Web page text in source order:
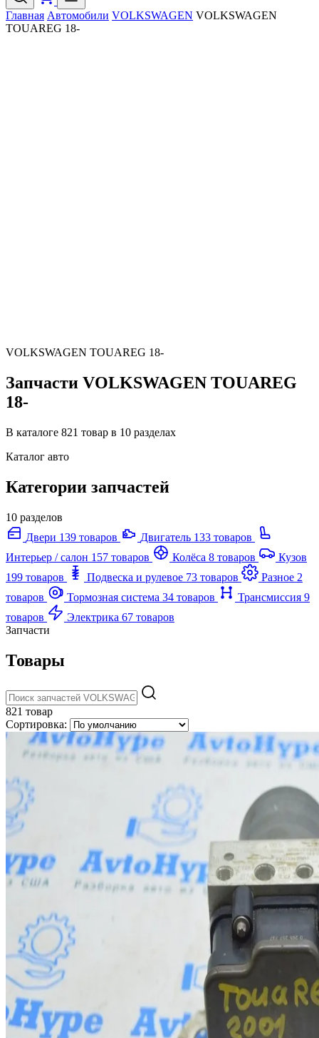
Главная Автомобили VOLKSWAGEN VOLKSWAGEN
TOUAREG 18-
VOLKSWAGEN TOUAREG 18-
Запчасти VOLKSWAGEN TOUAREG
18-
В каталоге 821 товар в 10 разделах
Каталог авто
Категории запчастей
10 разделов
Двери 139 товаров Двигатель 133 товаров
Интерьер / салон 157 товаров Колёса 8 товаров
Кузов
199 товаров
Подвеска и рулевое 73 товаров Разное 2
товаров
Тормозная система 34 товаров Трансмиссия 9
товаров
Электрика 67 товаров
Запчасти
Товары
821 товар
Сортировка: